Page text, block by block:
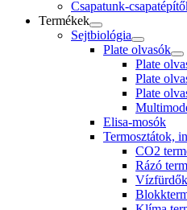
Csapatunk-
Termékek
Sejtbiológia
Plate olvasók
Plate
Plate
Plate
Elisa-mosók
Termosztátok,
CO2
Rázó
Vízfürdők